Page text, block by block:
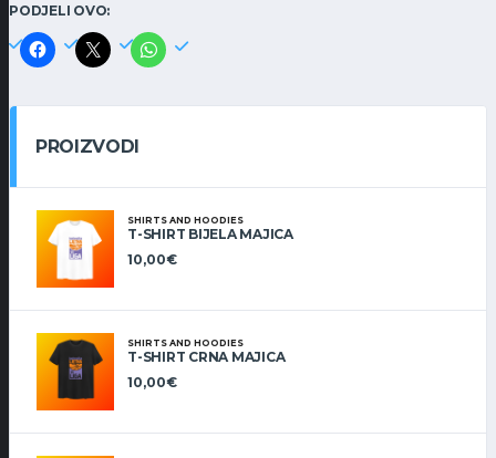
PODJELI OVO:
PROIZVODI
SHIRTS AND HOODIES
T-SHIRT BIJELA MAJICA
10,00€
SHIRTS AND HOODIES
T-SHIRT CRNA MAJICA
10,00€